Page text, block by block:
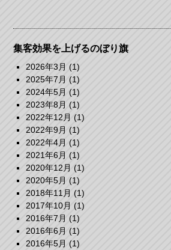
集客効果を上げるのぼり旗
2026年3月 (1)
2025年7月 (1)
2024年5月 (1)
2023年8月 (1)
2022年12月 (1)
2022年9月 (1)
2022年4月 (1)
2021年6月 (1)
2020年12月 (1)
2020年5月 (1)
2018年11月 (1)
2017年10月 (1)
2016年7月 (1)
2016年6月 (1)
2016年5月 (1)